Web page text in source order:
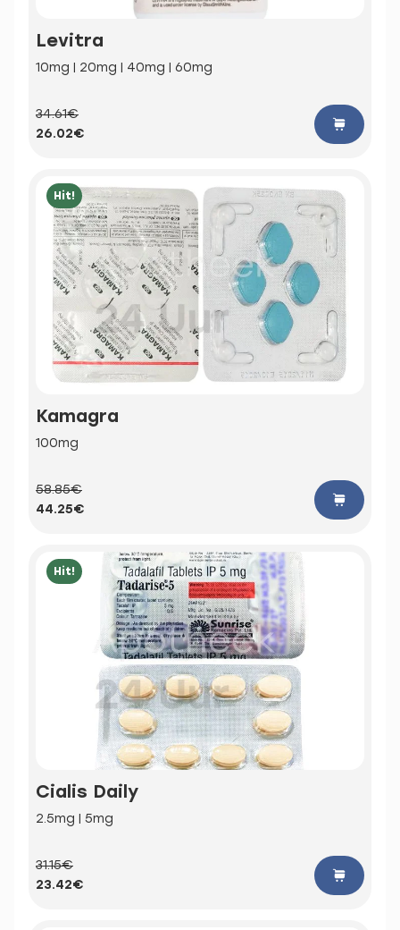
Levitra
10mg | 20mg | 40mg | 60mg
34.61€
26.02€
Hit!
Kamagra
100mg
58.85€
44.25€
Hit!
Cialis Daily
2.5mg | 5mg
31.15€
23.42€